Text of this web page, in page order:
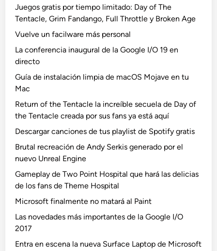
Juegos gratis por tiempo limitado: Day of The
Tentacle, Grim Fandango, Full Throttle y Broken Age
Vuelve un facilware más personal
La conferencia inaugural de la Google I/O 19 en
directo
Guía de instalación limpia de macOS Mojave en tu
Mac
Return of the Tentacle la increíble secuela de Day of
the Tentacle creada por sus fans ya está aquí
Descargar canciones de tus playlist de Spotify gratis
Brutal recreación de Andy Serkis generado por el
nuevo Unreal Engine
Gameplay de Two Point Hospital que hará las delicias
de los fans de Theme Hospital
Microsoft finalmente no matará al Paint
Las novedades más importantes de la Google I/O
2017
Entra en escena la nueva Surface Laptop de Microsoft